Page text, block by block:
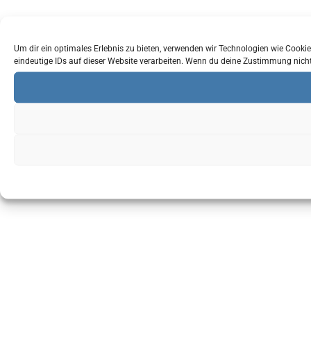
Um dir ein optimales Erlebnis zu bieten, verwenden wir Technologien wie
eindeutige IDs auf dieser Website verarbeiten. Wenn du deine Zustimmung